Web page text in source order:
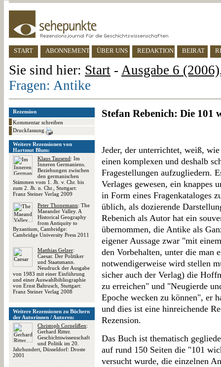
START ABONNEMENT ÜBER UNS REDAKTION BEIRAT
Sie sind hier: Start - Ausgabe 6
Fragen: Antike
Rezension
Kommentar schreiben
Druckfassung
Weitere Rezensionen von
Hartmut Blum:
Klaus Tausend: Im
Inneren Germaniens.
Beziehungen zwischen
den germanischen
Stämmen vom 1. Jh. v. Chr. bis
zum 2. Jh. n. Chr., Stuttgart:
Franz Steiner Verlag 2009
Peter Thonemann: The
Maeander Valley. A
Historical Geography
from Antiquity to
Byzantium, Cambridge:
Cambridge University Press 2011
Matthias Gelzer:
Caesar. Der Politiker
und Staatsmann.
Neudruck der Ausgabe
von 1983 mit einer Einführung
und einer Auswahlbibliographie
von Ernst Baltrusch, Stuttgart:
Franz Steiner Verlag 2008
Weitere Rezensionen zu Büchern
der Autorinnen / Autoren:
Christoph Cornelißen:
Gerhard Ritter.
Geschichtswissenschaft
und Politik im 20.
Jahrhundert, Düsseldorf: Droste
2001
Stefan Rebenich: Die 101
Jeder, der unterrichtet, weiß,
einen komplexen und deshalb
Fragestellungen aufzugliedern.
Verlages gewesen, ein knappes
in Form eines Fragenkataloges
üblich, als dozierende
Rebenich als Autor hat ein
übernommen, die Antike als
eigener Aussage zwar "mit
den Vorbehalten, unter die man
notwendigerweise wird stellen
sicher auch der Verlag) die
zu erreichen" und "Neugierde
Epoche wecken zu können", er
und dies ist eine hinreichende
Rezension.
Das Buch ist thematisch
auf rund 150 Seiten die "101
versucht wurde, die einzelnen